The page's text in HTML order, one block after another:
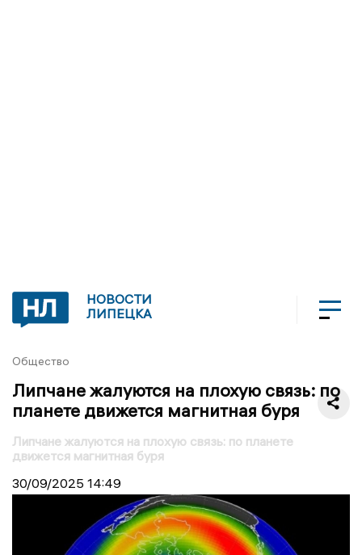
НОВОСТИ
ЛИПЕЦКА
Общество
Липчане жалуются на плохую связь: по
планете движется магнитная буря
Липчане жалуются на плохую связь: по планете
движется магнитная буря
30/09/2025 14:49